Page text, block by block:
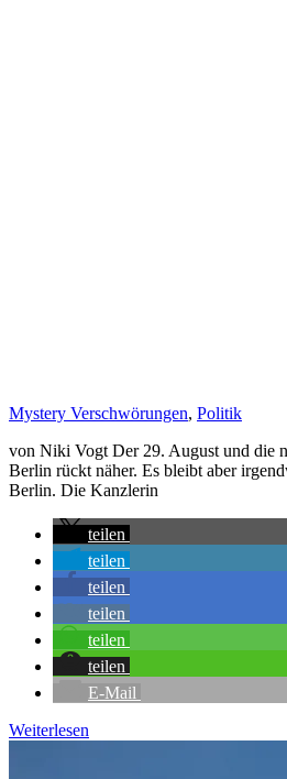
Mystery Verschwörungen, Politik
von Niki Vogt Der 29. August und die
Berlin rückt näher. Es bleibt aber
Berlin. Die Kanzlerin
teilen
teilen
teilen
teilen
teilen
teilen
E-Mail
Weiterlesen